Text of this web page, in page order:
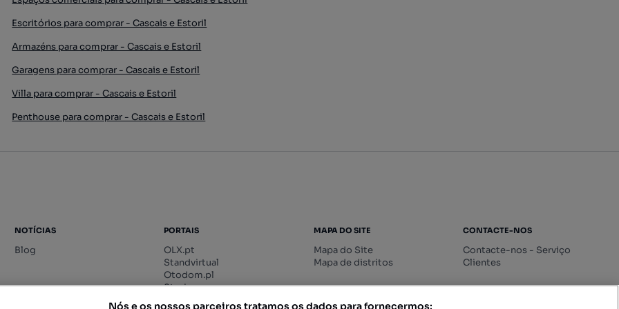
Escritórios para comprar - Cascais e Estoril
Armazéns para comprar - Cascais e Estoril
Garagens para comprar - Cascais e Estoril
Villa para comprar - Cascais e Estoril
Penthouse para comprar - Cascais e Estoril
NOTÍCIAS
Blog
PORTAIS
OLX.pt
Standvirtual
Otodom.pl
Storia.ro
MAPA DO SITE
Mapa do Site
Mapa de distritos
CONTACTE-NOS
Contacte-nos - Serviço
Clientes
Nós e os nossos parceiros tratamos os dados para fornecermos: